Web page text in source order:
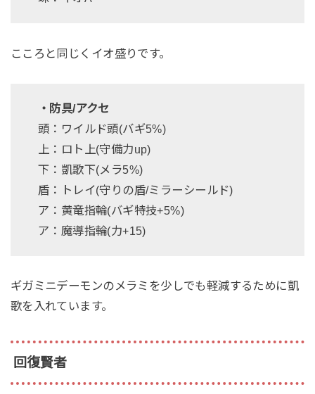
こころと同じくイオ盛りです。
・防具/アクセ
頭：ワイルド頭(バギ5%)
上：ロト上(守備力up)
下：凱歌下(メラ5%)
盾：トレイ(守りの盾/ミラーシールド)
ア：黄竜指輪(バギ特技+5%)
ア：魔導指輪(力+15)
ギガミニデーモンのメラミを少しでも軽減するために凱
歌を入れています。
回復賢者